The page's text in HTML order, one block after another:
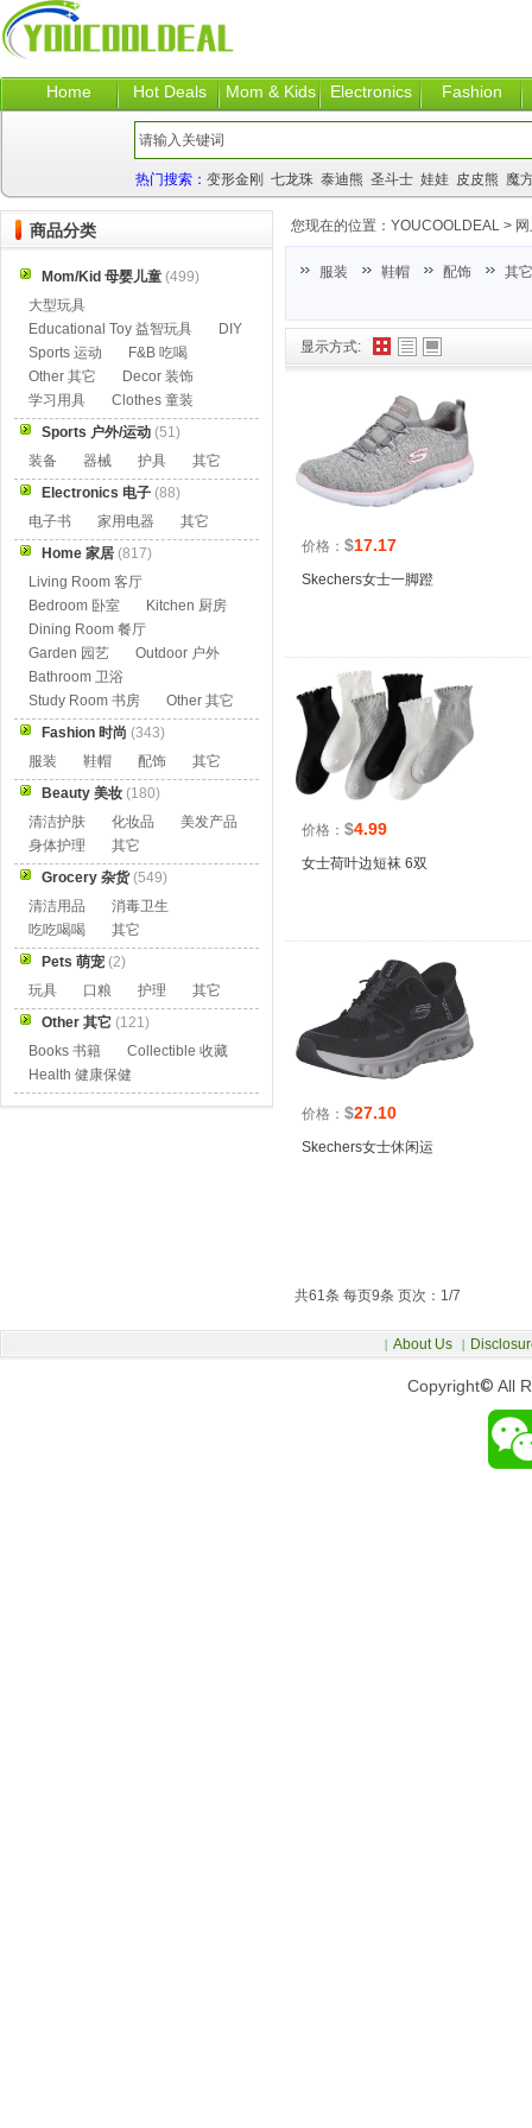
Home Hot Deals Mom & Kids Electronics Fashion
热门搜索： 变形金刚 七龙珠 泰迪熊 圣斗士 娃娃 皮皮熊 魔
显示方式:
价格： $17.17
Skechers女士一脚蹬
价格： $4.99
女士荷叶边短袜 6双
价格： $27.10
Skechers女士休闲运
共61条 每页9条 页次：1/7
您现在的位置： YOUCOOLDEAL >
服装 鞋帽 配饰 其它
商品分类
Mom/Kid 母婴儿童 (499)
大型玩具
Educational Toy 益智玩具
DIY
Sports 运动
F&B 吃喝
Other 其它
Decor 装饰
学习用具
Clothes 童装
Sports 户外/运动 (51)
装备
器械 护具
其它
Electronics 电子 (88)
电子书
家用电器
其它
Home 家居 (817)
Living Room 客厅
Bedroom 卧室
Kitchen 厨房
Dining Room 餐厅
Garden 园艺
Outdoor 户外
Bathroom 卫浴
Study Room 书房
Other 其它
Fashion 时尚 (343)
服装
鞋帽 配饰
其它
Beauty 美妆 (180)
清洁护肤
化妆品
美发产品
身体护理
其它
Grocery 杂货(549)
清洁用品
消毒卫生
吃吃喝喝
其它
Pets 萌宠 (2)
玩具
口粮 护理
其它
Other 其它 (121)
Books 书籍
Collectible 收藏
Health 健康保健
Copyright© All
| About Us |